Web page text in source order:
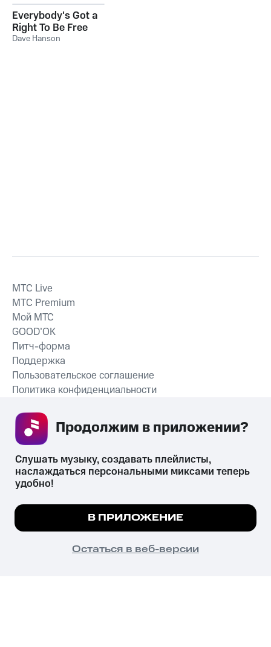
Everybody's Got a
Right To Be Free
Dave Hanson
СКАЧАТЬ ПРИЛОЖЕНИЕ
MTС Live
MTС Premium
Мой МТС
GOOD’OK
Питч-форма
Поддержка
Пользовательское соглашение
Политика конфиденциальности
психотропных веществ, их аналогов причиняет вред здоровью,
их незаконный оборот запрещён и влечёт установленную
законодательством ответственность.
© 2026 ООО «КИОН».
Все права защищены
Мы используем куки, чтобы на сайте все
Подробнее
ПОНЯТНО
Слушать музыку, создавать плейлисты,
наслаждаться персональными миксами теперь
удобно!
В ПРИЛОЖЕНИЕ
Остаться в веб-версии